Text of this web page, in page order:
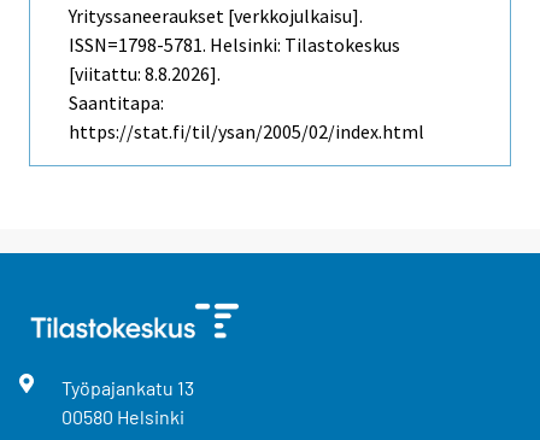
Yrityssaneeraukset [verkkojulkaisu].
ISSN=1798-5781. Helsinki: Tilastokeskus
[viitattu: 8.8.2026].
Saantitapa:
https://stat.fi/til/ysan/2005/02/index.html
Työpajankatu 13
00580 Helsinki